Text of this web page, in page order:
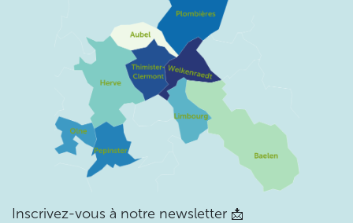
Inscrivez-vous à notre newsletter 📩